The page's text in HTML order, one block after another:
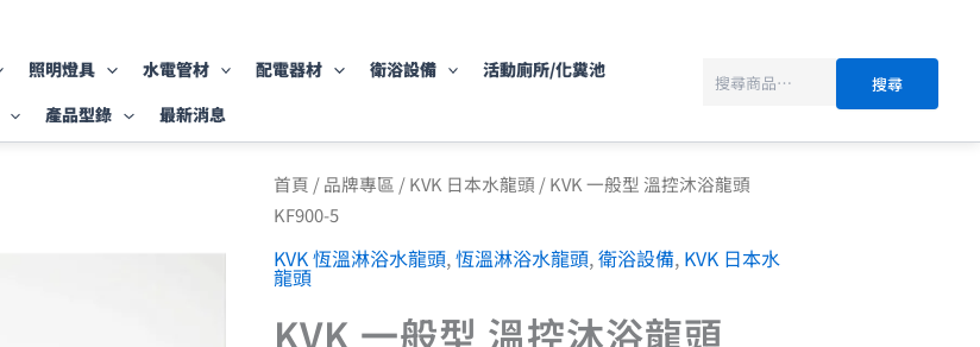
照明燈具 水電管材 配電器材 衛浴設備
活動廁所/化糞池
產品型錄 最新消息
搜尋
首頁 /品牌專區 /KVK 日本水龍頭 / KVK 一般型 溫控沐浴龍頭
KF900-5
KVK 恆溫淋浴水龍頭,恆溫淋浴水龍頭,衛浴設備, KVK 日本水
龍頭
KVK 一般型 溫控沐浴龍頭
原
價
格：
NT$35,000。
目
價
格：
KVK
一
般
型
溫
沐